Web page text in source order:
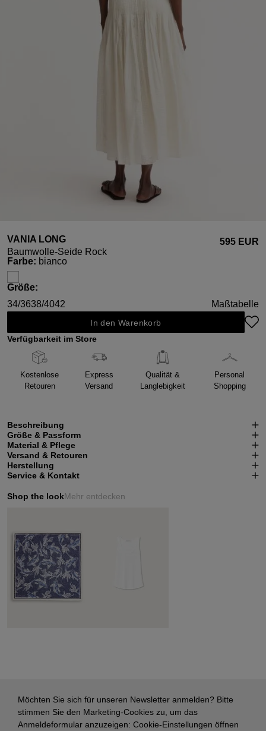
VANIA LONG
Baumwolle-Seide Rock
595 EUR
Farbeauswählen
: bianco
Größeauswählen
:
34/3638/4042 Maßtabelle
In den Warenkorb
Verfügbarkeit im Store
Kostenlose
Retouren
Express
Versand
Qualität &
Langlebigkeit
Personal
Shopping
Beschreibung
Größe & Passform
Material & Pflege
Versand & Retouren
Herstellung
Service & Kontakt
Shop the lookMehr entdecken
Möchten Sie sich für unseren Newsletter anmelden? Bitte
stimmen Sie den Marketing-Cookies zu, um das
Anmeldeformular anzuzeigen: Cookie-Einstellungen öffnen